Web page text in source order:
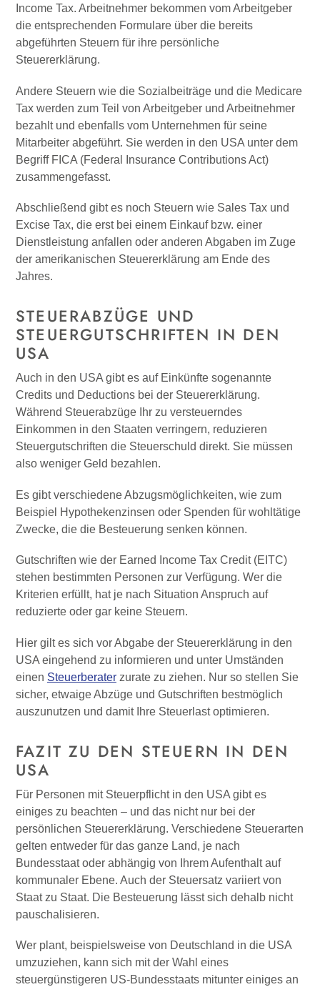
Income Tax. Arbeitnehmer bekommen vom Arbeitgeber
die entsprechenden Formulare über die bereits
abgeführten Steuern für ihre persönliche
Steuererklärung.
Andere Steuern wie die Sozialbeiträge und die Medicare
Tax werden zum Teil von Arbeitgeber und Arbeitnehmer
bezahlt und ebenfalls vom Unternehmen für seine
Mitarbeiter abgeführt. Sie werden in den USA unter dem
Begriff FICA (Federal Insurance Contributions Act)
zusammengefasst.
Abschließend gibt es noch Steuern wie Sales Tax und
Excise Tax, die erst bei einem Einkauf bzw. einer
Dienstleistung anfallen oder anderen Abgaben im Zuge
der amerikanischen Steuererklärung am Ende des
Jahres.
STEUERABZÜGE UND
STEUERGUTSCHRIFTEN IN DEN
USA
Auch in den USA gibt es auf Einkünfte sogenannte
Credits und Deductions bei der Steuererklärung.
Während Steuerabzüge Ihr zu versteuerndes
Einkommen in den Staaten verringern, reduzieren
Steuergutschriften die Steuerschuld direkt. Sie müssen
also weniger Geld bezahlen.
Es gibt verschiedene Abzugsmöglichkeiten, wie zum
Beispiel Hypothekenzinsen oder Spenden für wohltätige
Zwecke, die die Besteuerung senken können.
Gutschriften wie der Earned Income Tax Credit (EITC)
stehen bestimmten Personen zur Verfügung. Wer die
Kriterien erfüllt, hat je nach Situation Anspruch auf
reduzierte oder gar keine Steuern.
Hier gilt es sich vor Abgabe der Steuererklärung in den
USA eingehend zu informieren und unter Umständen
einen Steuerberater zurate zu ziehen. Nur so stellen Sie
sicher, etwaige Abzüge und Gutschriften bestmöglich
auszunutzen und damit Ihre Steuerlast optimieren.
FAZIT ZU DEN STEUERN IN DEN
USA
Für Personen mit Steuerpflicht in den USA gibt es
einiges zu beachten – und das nicht nur bei der
persönlichen Steuererklärung. Verschiedene Steuerarten
gelten entweder für das ganze Land, je nach
Bundesstaat oder abhängig von Ihrem Aufenthalt auf
kommunaler Ebene. Auch der Steuersatz variiert von
Staat zu Staat. Die Besteuerung lässt sich dehalb nicht
pauschalisieren.
Wer plant, beispielsweise von Deutschland in die USA
umzuziehen, kann sich mit der Wahl eines
steuergünstigeren US-Bundesstaats mitunter einiges an